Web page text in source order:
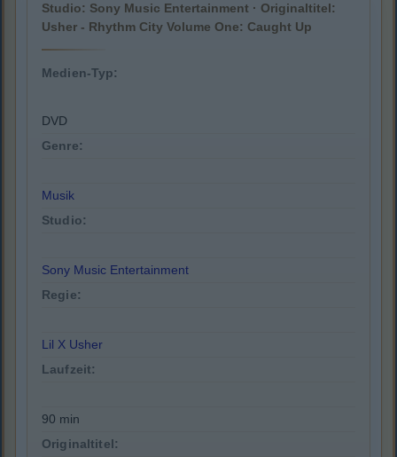
Studio: Sony Music Entertainment · Originaltitel:
Usher - Rhythm City Volume One: Caught Up
Medien-Typ:
DVD
Genre:
Musik
Studio:
Sony Music Entertainment
Regie:
Lil X Usher
Laufzeit:
90 min
Originaltitel: